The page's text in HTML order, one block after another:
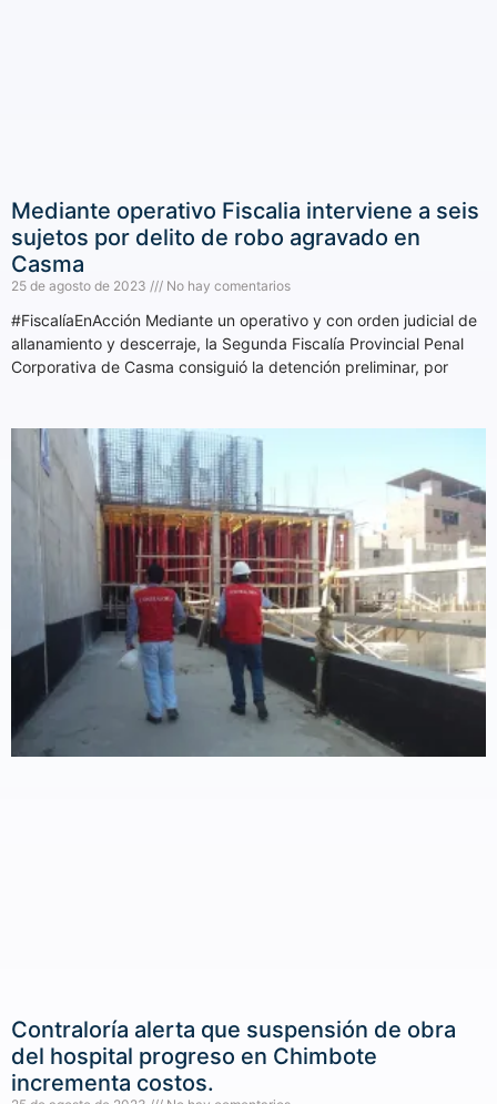
Mediante operativo Fiscalia interviene a seis
sujetos por delito de robo agravado en
Casma
25 de agosto de 2023 No hay comentarios
#FiscalíaEnAcción Mediante un operativo y con orden judicial de
allanamiento y descerraje, la Segunda Fiscalía Provincial Penal
Corporativa de Casma consiguió la detención preliminar, por
Contraloría alerta que suspensión de obra
del hospital progreso en Chimbote
incrementa costos.